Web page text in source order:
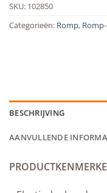
SKU: 102850
Categorieën: Romp,
BESCHRIJVING
AANVULLENDE